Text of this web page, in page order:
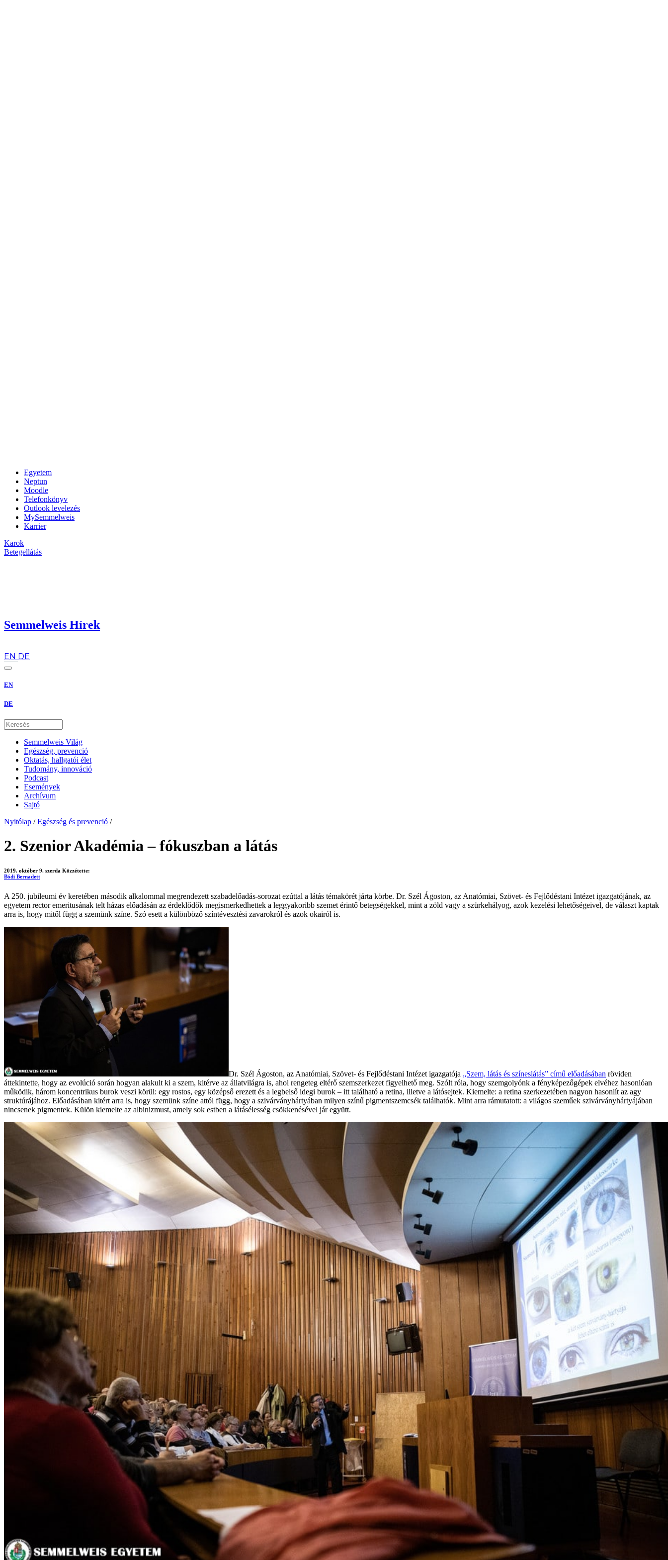
Egyetem
Neptun
Moodle
Telefonkönyv
Outlook levelezés
MySemmelweis
Karrier
Karok
Betegellátás
Semmelweis Hírek
EN DE
EN
DE
Semmelweis Világ
Egészség, prevenció
Oktatás, hallgatói élet
Tudomány, innováció
Podcast
Események
Archívum
Sajtó
Nyitólap / Egészség és prevenció /
2. Szenior Akadémia – fókuszban a látás
2019. október 9. szerda Közzétette:
Bódi Bernadett
A 250. jubileumi év keretében második alkalommal megrendezett szabadelőadás-sorozat ezúttal a látás témakörét járta körbe. Dr. Szél Ágoston, az Anatómiai, Szövet- és Fejlődéstani Intézet igazgatójának, az
egyetem rector emeritusának telt házas előadásán az érdeklődők megismerkedhettek a leggyakoribb szemet érintő betegségekkel, mint a zöld vagy a szürkehályog, azok kezelési lehetőségeivel, de választ kaptak
arra is, hogy mitől függ a szemünk színe. Szó esett a különböző színtévesztési zavarokról és azok okairól is.
Dr. Szél Ágoston, az Anatómiai, Szövet- és Fejlődéstani Intézet igazgatója „Szem, látás és színeslátás” című előadásában röviden
áttekintette, hogy az evolúció során hogyan alakult ki a szem, kitérve az állatvilágra is, ahol rengeteg eltérő szemszerkezet figyelhető meg. Szólt róla, hogy szemgolyónk a fényképezőgépek elvéhez hasonlóan
működik, három koncentrikus burok veszi körül: egy rostos, egy középső erezett és a legbelső idegi burok – itt található a retina, illetve a látósejtek. Kiemelte: a retina szerkezetében nagyon hasonlít az agy
struktúrájához. Előadásában kitért arra is, hogy szemünk színe attól függ, hogy a szivárványhártyában milyen színű pigmentszemcsék találhatók. Mint arra rámutatott: a világos szeműek szivárványhártyájában
nincsenek pigmentek. Külön kiemelte az albinizmust, amely sok estben a látásélesség csökkenésével jár együtt.